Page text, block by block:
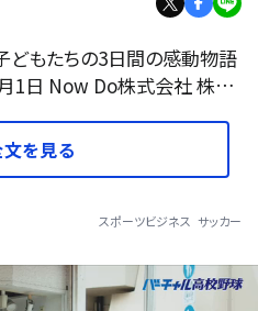
もたちの3日間の感動物語
1日 Now Do株式会社 株…
を見る
スポーツビジネス サッカー